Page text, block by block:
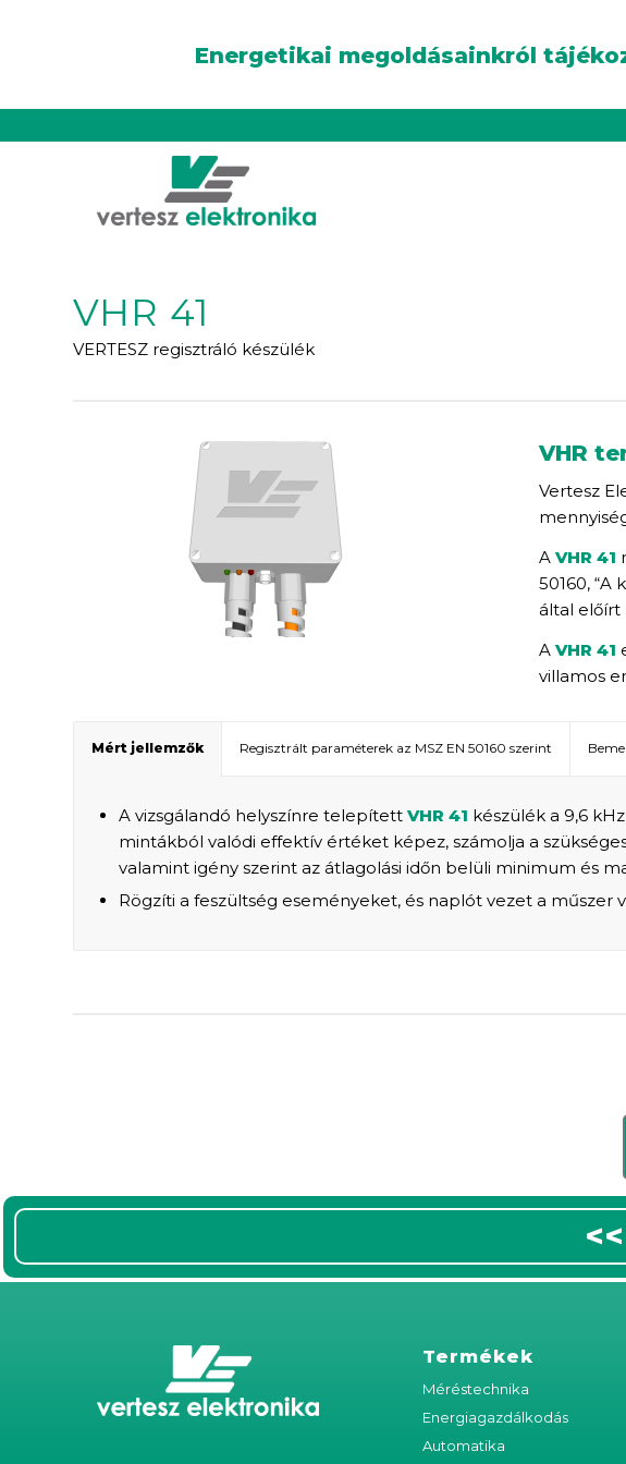
Energetikai megoldásainkról
VHR 41
VERTESZ regisztráló készülék
VHR
Vertesz
A VHR 41
50160,
által előírt
A VHR 41
villamos
Mért jellemzők Regisztrált paraméterek az MSZ EN 50160 szerint
A vizsgálandó helyszínre telepített VHR 41 készülék a 9,6
mintákból valódi effektív értéket képez, számolja a
valamint igény szerint az átlagolási időn belüli minimum és
Rögzíti a feszültség eseményeket, és naplót vezet a műszer
Termékek
Méréstechnika
Energiagazdálkodás
Automatika